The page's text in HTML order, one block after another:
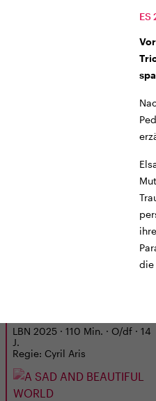
LBN 2025 · 110 Min. · O/df · 14
J.
Regie: Cyril Aris
ES
die